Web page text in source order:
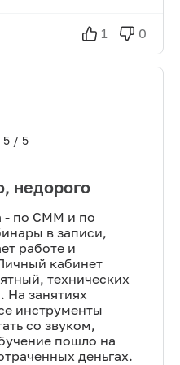
1 0
5/ 5
недорого
- по СММ и по
в записи,
работе и
кабинет
технических
На занятиях
инструменты
со звуком,
пошло на
деньгах.